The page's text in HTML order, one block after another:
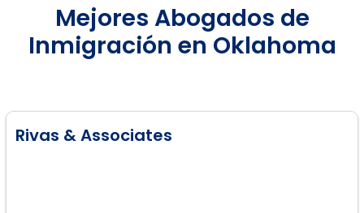
Mejores Abogados de
Inmigración en Oklahoma
Rivas & Associates